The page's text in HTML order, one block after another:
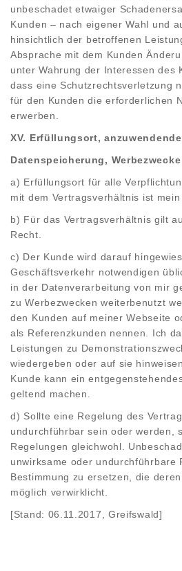
unbeschadet etwaiger
Kunden – nach eigener Wahl und
hinsichtlich der betroffenen
Absprache mit dem Kunden
unter Wahrung der Interessen des
dass eine Schutzrechtsverletzung
für den Kunden die erforderlichen
erwerben.
XV. Erfüllungsort,
Datenspeicherung, Werbezwecke
a) Erfüllungsort für alle
mit dem Vertragsverhältnis ist mein
b) Für das Vertragsverhältnis gilt
Recht.
c) Der Kunde wird darauf
Geschäftsverkehr notwendigen
in der Datenverarbeitung von mir
zu Werbezwecken weiterbenutzt
den Kunden auf meiner Webseite
als Referenzkunden nennen. Ich
Leistungen zu
wiedergeben oder auf sie
Kunde kann ein
geltend machen.
d) Sollte eine Regelung des
undurchführbar sein oder werden,
Regelungen gleichwohl.
unwirksame oder undurchführbare
Bestimmung zu ersetzen, die
möglich verwirklicht.
[Stand: 06.11.2017, Greifswald]